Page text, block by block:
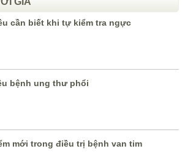
bệnh u xơ tuyến tiền liệt
của bệnh thoát vị đĩa đệm cần lưu ý